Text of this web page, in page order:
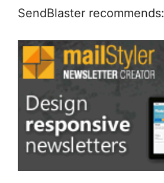
SendBlaster recommends: